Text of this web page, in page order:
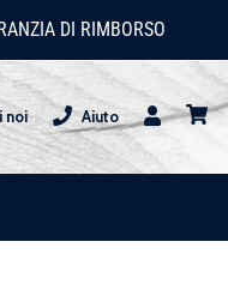
DI RIMBORSO
noi
Aiuto
Utente